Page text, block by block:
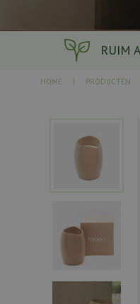
RUIM
HOME PRODUCTEN